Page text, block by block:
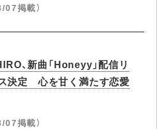
07掲載）
、新曲「Honeyy」配信リ
決定 心を甘く満たす恋愛
07掲載）